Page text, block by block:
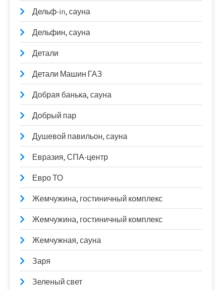
Дельф-in, сауна
Дельфин, сауна
Детали
Детали Машин ГАЗ
Добрая банька, сауна
Добрый пар
Душевой павильон, сауна
Евразия, СПА-центр
Евро ТО
Жемчужина, гостиничный комплекс
Жемчужина, гостиничный комплекс
Жемчужная, сауна
Заря
Зеленый свет